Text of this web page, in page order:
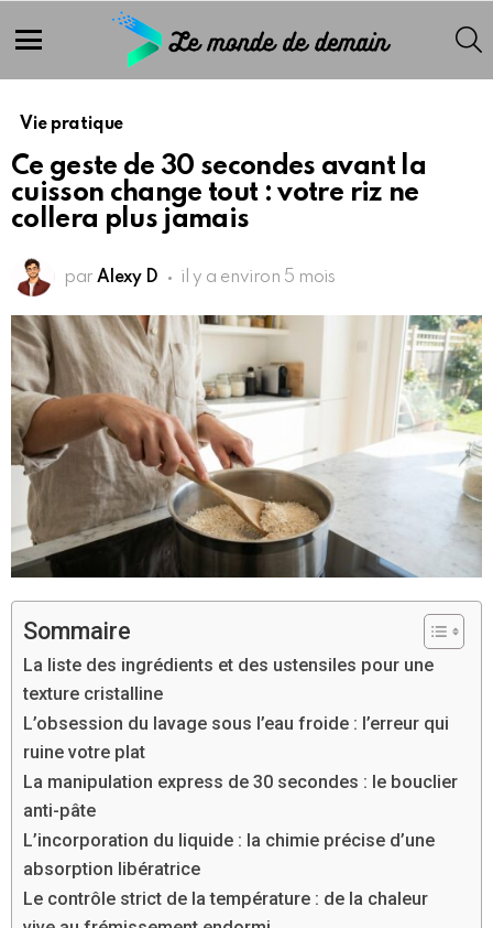
Vie pratique
Ce geste de 30 secondes avant la
cuisson change tout : votre riz ne
collera plus jamais
par Alexy D il y a environ 5 mois
Sommaire
La liste des ingrédients et des ustensiles pour une
texture cristalline
L’obsession du lavage sous l’eau froide : l’erreur qui
ruine votre plat
La manipulation express de 30 secondes : le bouclier
anti-pâte
L’incorporation du liquide : la chimie précise d’une
absorption libératrice
Le contrôle strict de la température : de la chaleur